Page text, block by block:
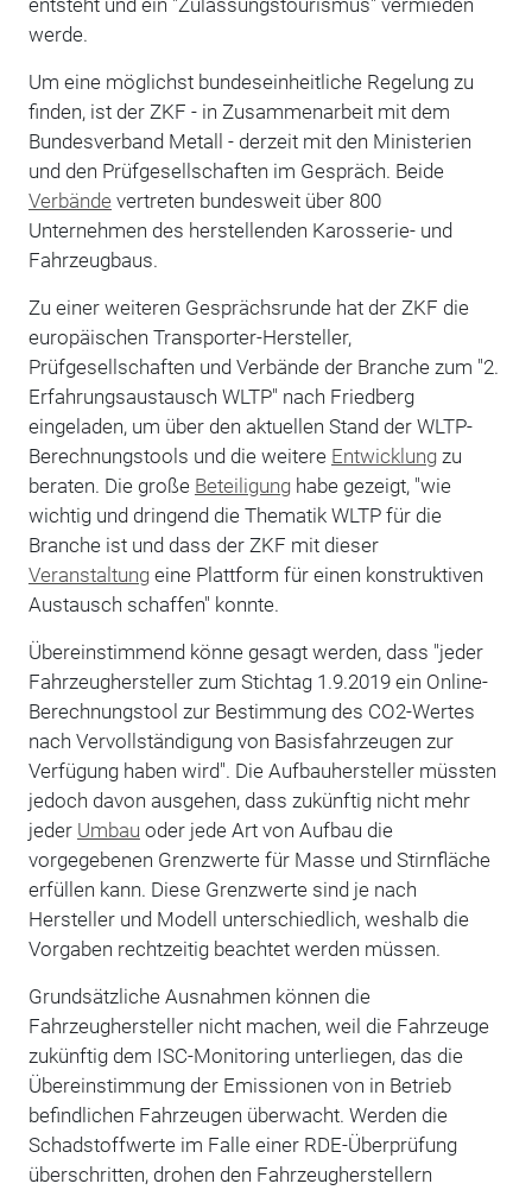
werde.
Um eine möglichst bundeseinheitliche Regelung zu
finden, ist der ZKF - in Zusammenarbeit mit dem
Bundesverband Metall - derzeit mit den Ministerien
und den Prüfgesellschaften im Gespräch. Beide
Verbände vertreten bundesweit über 800
Unternehmen des herstellenden Karosserie- und
Fahrzeugbaus.
Zu einer weiteren Gesprächsrunde hat der ZKF die
europäischen Transporter-Hersteller,
Prüfgesellschaften und Verbände der Branche zum "2.
Erfahrungsaustausch WLTP" nach Friedberg
eingeladen, um über den aktuellen Stand der WLTP-
Berechnungstools und die weitere Entwicklungzu
beraten. Die große Beteiligunghabe gezeigt, "wie
wichtig und dringend die Thematik WLTP für die
Branche ist und dass der ZKF mit dieser
Veranstaltungeine Plattform für einen konstruktiven
Austausch schaffen" konnte.
Übereinstimmend könne gesagt werden, dass "jeder
Fahrzeughersteller zum Stichtag 1.9.2019 ein Online-
Berechnungstool zur Bestimmung des CO2-Wertes
nach Vervollständigung von Basisfahrzeugen zur
Verfügung haben wird". Die Aufbauhersteller müssten
jedoch davon ausgehen, dass zukünftig nicht mehr
jeder Umbau oder jede Art von Aufbau die
vorgegebenen Grenzwerte für Masse und Stirnfläche
erfüllen kann. Diese Grenzwerte sind je nach
Hersteller und Modell unterschiedlich, weshalb die
Vorgaben rechtzeitig beachtet werden müssen.
Grundsätzliche Ausnahmen können die
Fahrzeughersteller nicht machen, weil die Fahrzeuge
zukünftig dem ISC-Monitoring unterliegen, das die
Übereinstimmung der Emissionen von in Betrieb
befindlichen Fahrzeugen überwacht. Werden die
Schadstoffwerte im Falle einer RDE-Überprüfung
überschritten, drohen den Fahrzeugherstellern